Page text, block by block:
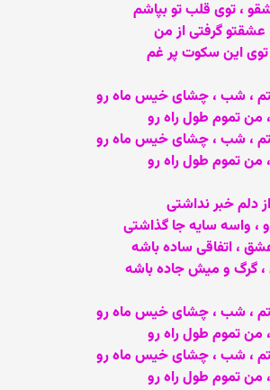
، توی قلب تو بپاشم
عشقتو گرفتی از من
توی این سکوت پر غم
، شب ، چشای خیس ماه رو
من تموم طول راه رو
، شب ، چشای خیس ماه رو
من تموم طول راه رو
دلم خبر نداشتی
، واسه سایه جا گذاشتی
، اتفاقی ساده باشه
گرگ و میش جاده باشه
، شب ، چشای خیس ماه رو
من تموم طول راه رو
، شب ، چشای خیس ماه رو
من تموم طول راه رو